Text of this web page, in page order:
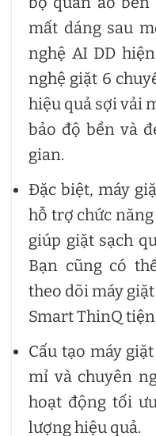
mất dáng sau
nghệ AI DD
nghệ giặt 6
hiệu quả sợi vải
bảo độ bền và
gian.
Đặc biệt, máy
hỗ trợ chức
giúp giặt sạch
Bạn cũng có
theo dõi máy
Smart ThinQ
Cấu tạo máy
mỉ và chuyên
hoạt động tối
lượng hiệu quả.